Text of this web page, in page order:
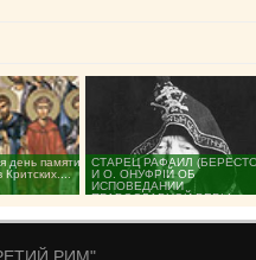
день памяти
Критских....
СТАРЕЦ РАФАИЛ
И О. ОНУФРIЙ ОБ
ИСПОВЕДАНИИ
ПРАВОСЛАВНОЙ ВЕРЫ.
(ВИДЕО)...